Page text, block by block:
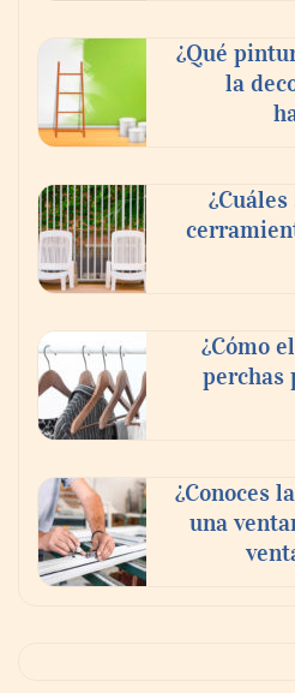
¿Qué
la
¿Cómo
perchas
¿Conoces
una